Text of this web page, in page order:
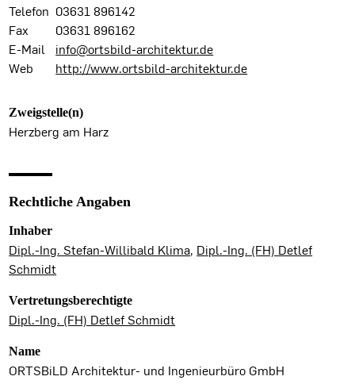
Telefon 03631 896142
Fax
03631 896162
E-Mail
info@ortsbild-architektur.de
Web
http://www.ortsbild-architektur.de
Zweigstelle(n)
Herzberg am Harz
Rechtliche Angaben
Inhaber
Dipl.-Ing. Stefan-Willibald Klima, Dipl.-Ing. (FH) Detlef
Schmidt
Vertretungsberechtigte
Dipl.-Ing. (FH) Detlef Schmidt
Name
ORTSBiLD Architektur- und Ingenieurbüro GmbH